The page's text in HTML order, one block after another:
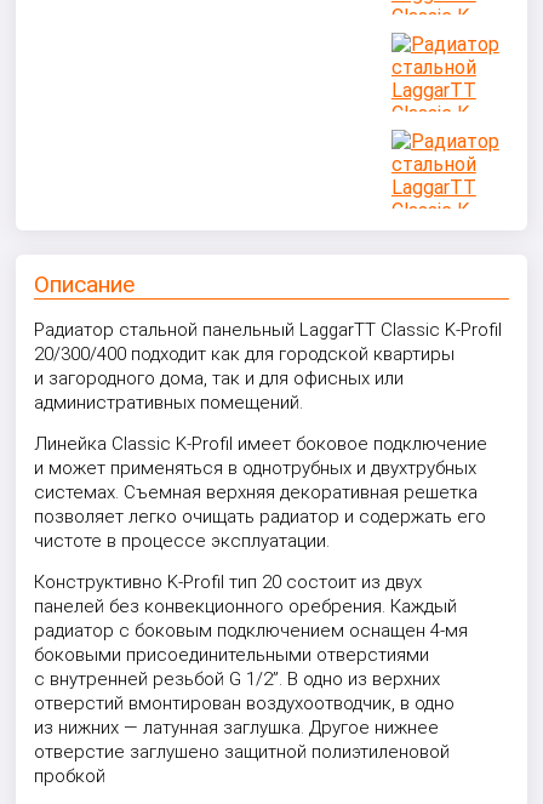
Описание
Радиатор стальной панельный LaggarTT Classic K-Profil
20/300/400 подходит как для городской квартиры
и загородного дома, так и для офисных или
административных помещений.
Линейка Classic K-Profil имеет боковое подключение
и может применяться в однотрубных и двухтрубных
системах. Съемная верхняя декоративная решетка
позволяет легко очищать радиатор и содержать его
чистоте в процессе эксплуатации.
Конструктивно K-Profil тип 20 состоит из двух
панелей без конвекционного оребрения. Каждый
радиатор с боковым подключением оснащен 4-мя
боковыми присоединительными отверстиями
с внутренней резьбой G 1/2”. В одно из верхних
отверстий вмонтирован воздухоотводчик, в одно
из нижних — латунная заглушка. Другое нижнее
отверстие заглушено защитной полиэтиленовой
пробкой